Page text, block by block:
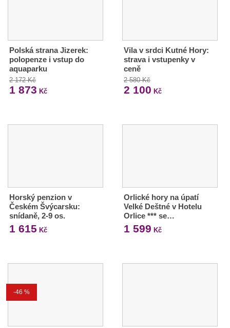
Polská strana Jizerek:
polopenze i vstup do
aquaparku
2 172 Kč
1 873 Kč
Vila v srdci Kutné Hory:
strava i vstupenky v
ceně
2 580 Kč
2 100 Kč
Horský penzion v
Českém Švýcarsku:
snídaně, 2-9 os.
1 615 Kč
Orlické hory na úpatí
Velké Deštné v Hotelu
Orlice *** se…
1 599 Kč
-46 %